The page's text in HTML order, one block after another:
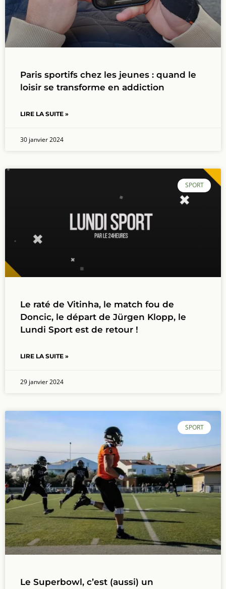
Paris sportifs chez les jeunes : quand le
loisir se transforme en addiction
LIRE LA SUITE »
30 janvier 2024
SPORT
Le raté de Vitinha, le match fou de
Doncic, le départ de Jürgen Klopp, le
Lundi Sport est de retour !
LIRE LA SUITE »
29 janvier 2024
SPORT
Le Superbowl, c’est (aussi) un